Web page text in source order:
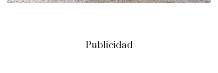
Publicidad